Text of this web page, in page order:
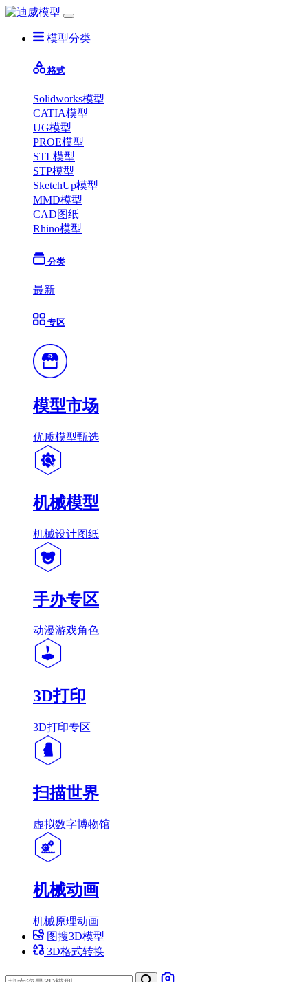
模型分类
格式
Solidworks模型
CATIA模型
UG模型
PROE模型
STL模型
STP模型
SketchUp模型
MMD模型
CAD图纸
Rhino模型
分类
最新
专区
模型市场
优质模型甄选
机械模型
机械设计图纸
手办专区
动漫游戏角色
3D打印
3D打印专区
扫描世界
虚拟数字博物馆
机械动画
机械原理动画
图搜3D模型
3D格式转换